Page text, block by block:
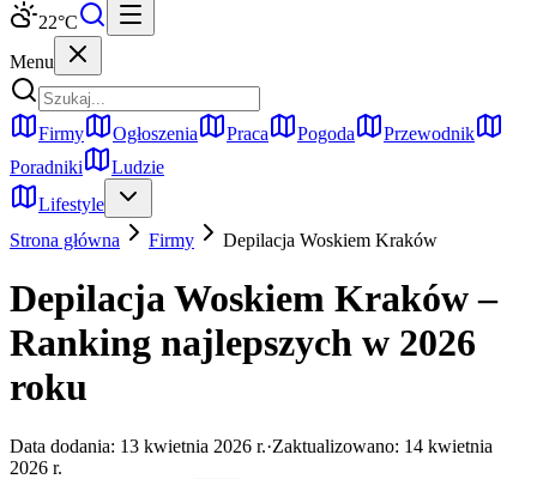
22°C
Menu
Firmy Ogłoszenia Praca Pogoda
Przewodnik
Poradniki
Ludzie
Lifestyle
Strona główna
Firmy Depilacja Woskiem Kraków
Depilacja Woskiem Kraków –
Ranking najlepszych w 2026
roku
Data dodania: 13 kwietnia 2026 r.·Zaktualizowano: 14 kwietnia
2026 r.